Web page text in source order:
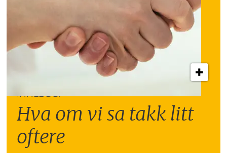
INNLEGG:
Hva om vi sa takk litt
oftere